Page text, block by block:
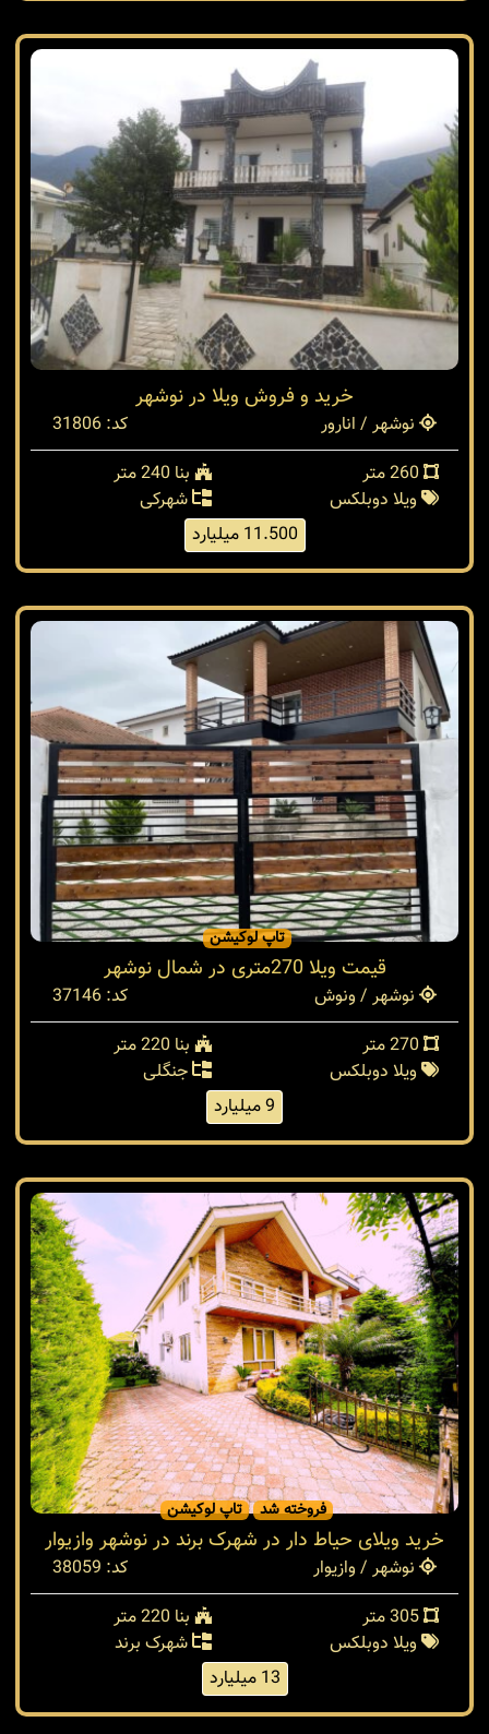
خرید و فروش ویلا در نوشهر
نوشهر / انارور
کد: 31806
بنا 240 متر
ویلا دوبلکس
شهرکی
11.500 میلیارد
تاپ لوکیشن
قیمت ویلا 270متری در شمال نوشهر
نوشهر / ونوش
کد: 37146
بنا 220 متر
ویلا دوبلکس
جنگلی
9 میلیارد
فروخته شد تاپ لوکیشن
خرید ویلای حیاط دار در شهرک برند در نوشهر وازیوار
نوشهر / وازیوار
کد: 38059
بنا 220 متر
ویلا دوبلکس
شهرک برند
13 میلیارد